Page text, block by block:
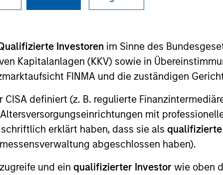
Investoren im Sinne des
Kapitalanlagen (KKV) sowie in
FINMA und die zuständigen
CISA definiert (z. B. regulierte
mit
erklärt haben, dass sie als
abgeschlossen haben).
und ein qualifizierter Investor wie oben
deployment and operations.
educational purposes only. There is no guarantee that the
well in the future (for current holdings). The
on this website has not been authorized, sponsored, or
you are navigating to a third party site. We are providing
and does not imply any endorsement, approval,
site. In no event shall we be responsible for the